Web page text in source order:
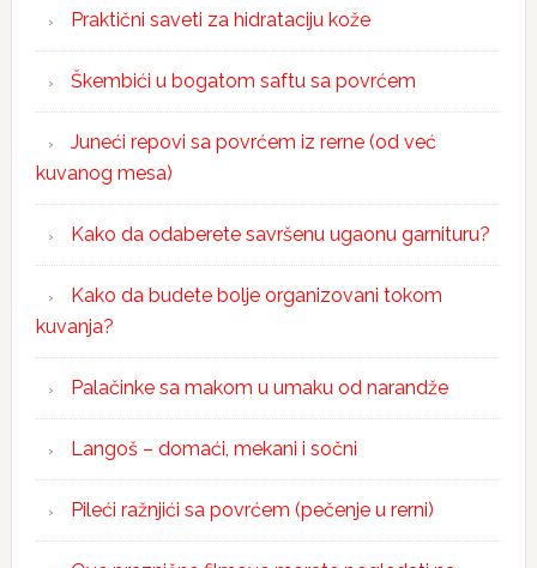
Praktični saveti za hidrataciju kože
Škembići u bogatom saftu sa povrćem
Juneći repovi sa povrćem iz rerne (od već
kuvanog mesa)
Kako da odaberete savršenu ugaonu garnituru?
Kako da budete bolje organizovani tokom
kuvanja?
Palačinke sa makom u umaku od narandže
Langoš – domaći, mekani i sočni
Pileći ražnjići sa povrćem (pečenje u rerni)